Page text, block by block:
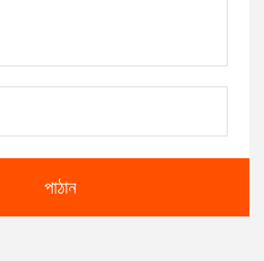
পাঠান